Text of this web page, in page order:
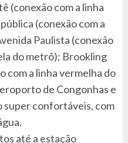
(conexão com a linha
(conexão com a
Paulista (conexão
do metrô); Brookling
com a linha vermelha do
de Congonhas e
super confortáveis, com
até a estação